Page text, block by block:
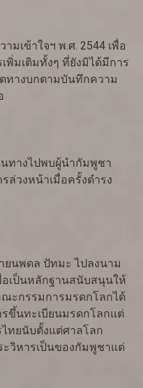
เข้าใจฯ พ.ศ. 2544 เพื่อ
พิ่มเติมทั้งๆ ที่ยังมิได้มีการ
ทางบกตามบันทึกความ
างไปพบผู้นำกัมพูชา
ล่วงหน้าเมื่อครั้งดำรง
นพดล ปัทมะ ไปลงนาม
เป็นหลักฐานสนับสนุนให้
ะกรรมการมรดกโลกได้
ขึ้นทะเบียนมรดกโลกแต่
ไทยนับตั้งแต่ศาลโลก
วิหารเป็นของกัมพูชาแต่